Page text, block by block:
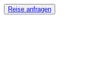
Reise anfragen